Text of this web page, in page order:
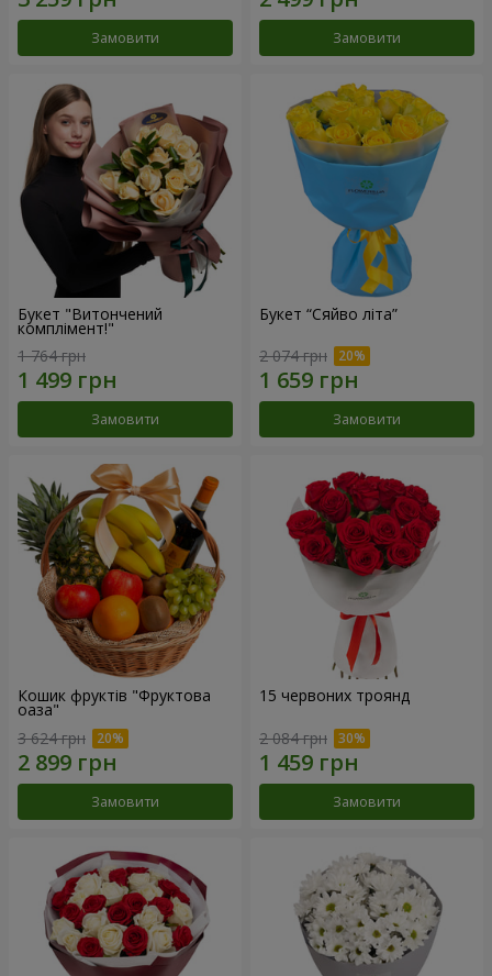
Замовити Замовити
Букет "Витончений
комплімент!"
1 764 грн
Замовити
Букет “Сяйво літа”
2 074 грн
Замовити
Кошик фруктів "Фруктова
оаза"
3 624 грн
Замовити
15 червоних троянд
2 084 грн
Замовити